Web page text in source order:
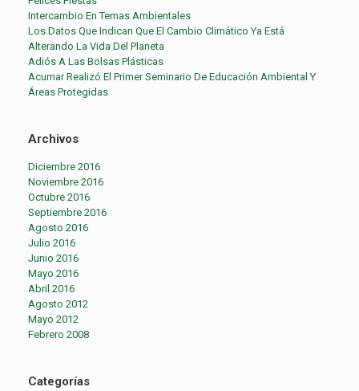
Intercambio En Temas Ambientales
Los Datos Que Indican Que El Cambio Climático Ya Está
Alterando La Vida Del Planeta
Adiós A Las Bolsas Plásticas
Acumar Realizó El Primer Seminario De Educación Ambiental Y
Áreas Protegidas
Archivos
Diciembre 2016
Noviembre 2016
Octubre 2016
Septiembre 2016
Agosto 2016
Julio 2016
Junio 2016
Mayo 2016
Abril 2016
Agosto 2012
Mayo 2012
Febrero 2008
Categorías